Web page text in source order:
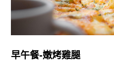
早午餐-嫩烤雞腿